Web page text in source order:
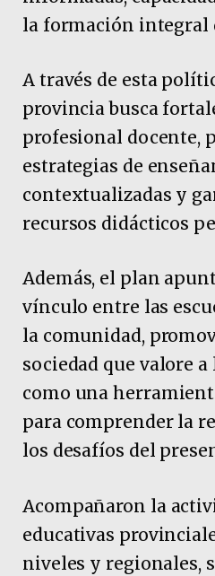
la formación integral
A través de esta
provincia busca
profesional docente,
estrategias de
contextualizadas y
recursos didácticos
Además, el plan
vínculo entre las
la comunidad,
sociedad que valore
como una
para comprender la
los desafíos del
Acompañaron la
educativas
niveles y regionales,